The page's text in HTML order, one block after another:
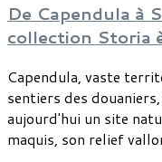
De Capendula à
collection Storia
Capendula, vaste
sentiers des
aujourd'hui un site
maquis, son relief